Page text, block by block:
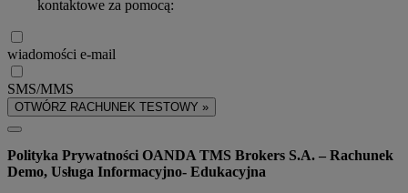
kontaktowe za pomocą:
wiadomości e-mail
SMS/MMS
OTWÓRZ RACHUNEK TESTOWY »
Polityka Prywatności OANDA TMS Brokers S.A. – Rachunek
Demo, Usługa Informacyjno- Edukacyjna